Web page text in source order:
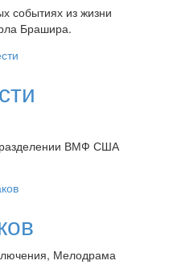
событиях из жизни
Брашира.
ВМФ США
Мелодрама